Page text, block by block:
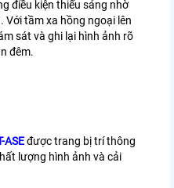
điều kiện thiếu sáng nhờ
Với tầm xa hồng ngoại lên
sát và ghi lại hình ảnh rõ
đêm.
ASEđược trang bị trí thông
lượng hình ảnh và cải